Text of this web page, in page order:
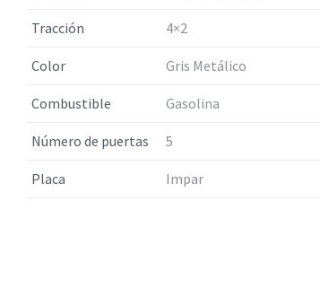
Tracción 4×2
Color Gris Metálico
Combustible Gasolina
Número de puertas 5
Placa Impar